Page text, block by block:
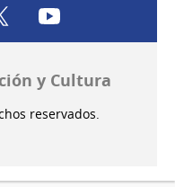
twitter
y Cultura
reservados.